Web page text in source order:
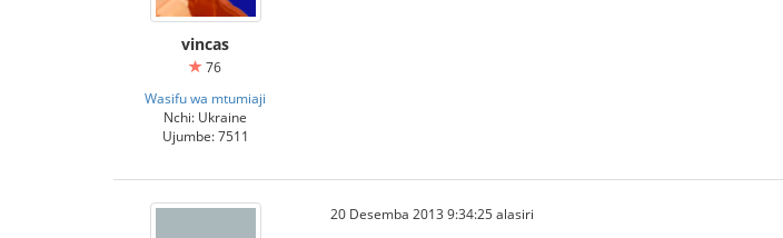
vincas
76
Wasifu wa mtumiaji
Nchi: Ukraine
Ujumbe: 7511
20 Desemba 2013 9:34:25 alasiri